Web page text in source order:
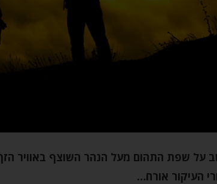
על שפת התהום מעל הנהר השוצף באוויר
העיקור אורח…